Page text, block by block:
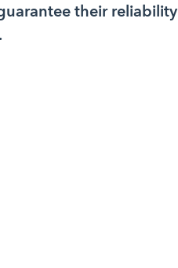
their reliability